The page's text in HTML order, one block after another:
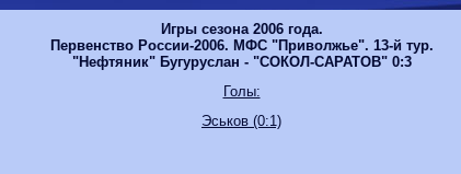
Игры сезона 2006 года.
Первенство России-2006. МФС "Приволжье". 13-й тур.
"Нефтяник" Бугуруслан - "СОКОЛ-САРАТОВ" 0:3
Голы:
Эськов (0:1)